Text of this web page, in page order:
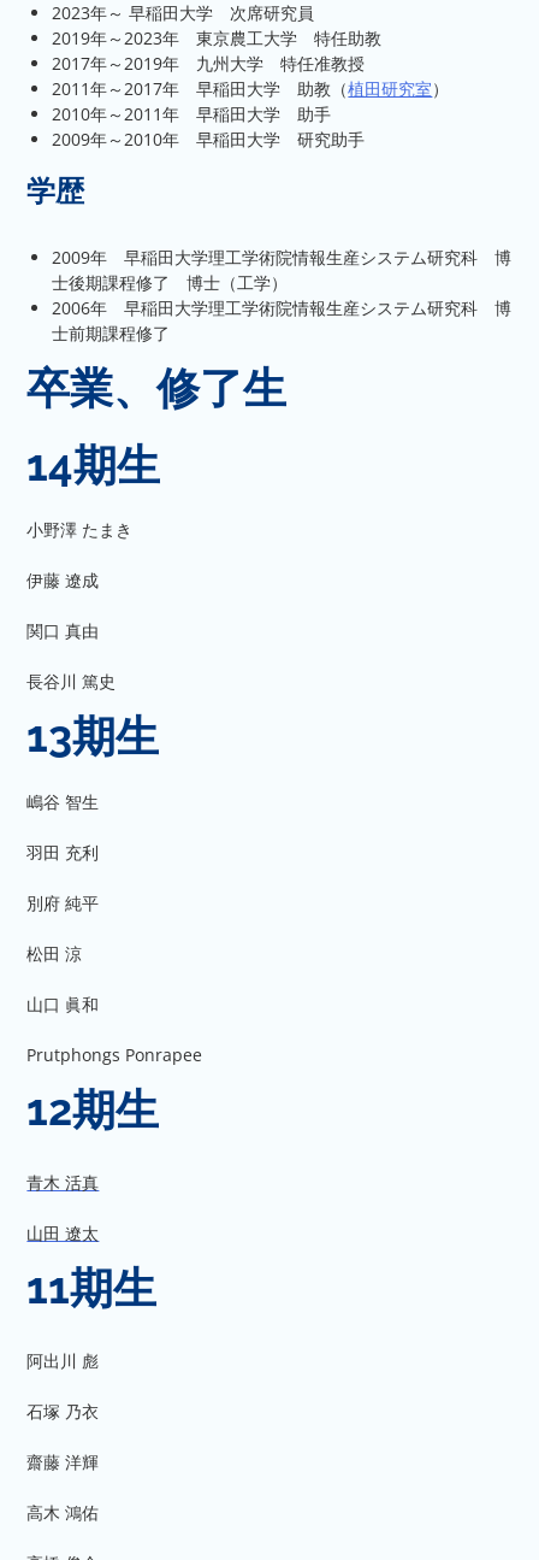
2023年～ 早稲田大学 次席研究員
2019年～2023年 東京農工大学 特任助教
2017年～2019年 九州大学 特任准教授
2011年～2017年 早稲田大学 助教（植田研究室）
2010年～2011年 早稲田大学 助手
2009年～2010年 早稲田大学 研究助手
学歴
2009年 早稲田大学理工学術院情報生産システム研究科 博
士後期課程修了 博士（工学）
2006年 早稲田大学理工学術院情報生産システム研究科 博
士前期課程修了
卒業、修了生
14期生
小野澤 たまき
伊藤 遼成
関口 真由
長谷川 篤史
13期生
嶋谷 智生
羽田 充利
別府 純平
松田 涼
山口 眞和
Prutphongs Ponrapee
12期生
青木 活真
山田 遼太
11期生
阿出川 彪
石塚 乃衣
齋藤 洋輝
高木 鴻佑